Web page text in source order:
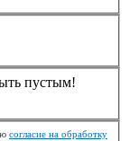
пустым!
согласие на обработку